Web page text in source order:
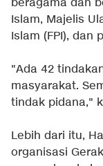
beragama dan
Islam, Majelis
Islam (FPI), dan
"Ada 42
masyarakat.
tindak pidana,"
Lebih dari itu,
organisasi